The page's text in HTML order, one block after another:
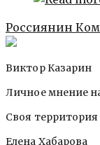
Россиянин
Виктор Казарин
Личное мнение
Своя территория
Елена Хабарова